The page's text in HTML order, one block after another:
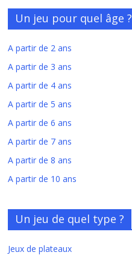
Un jeu pour quel âge ?
A partir de 2 ans
A partir de 3 ans
A partir de 4 ans
A partir de 5 ans
A partir de 6 ans
A partir de 7 ans
A partir de 8 ans
A partir de 10 ans
Un jeu de quel type ?
Jeux de plateaux